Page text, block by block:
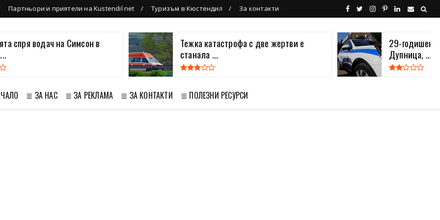
Партньори и приятели на Kustendil net Туризъм в Кюстендил За контакти
спря водач на Симсон в
Тежка катастрофа с две жертви е
станала ...
29-годишен
Дупница, ...
≣ ЗА НАС ≣ ЗА РЕКЛАМА ≣ ЗА КОНТАКТИ ≣ ПОЛЕЗНИ РЕСУРСИ